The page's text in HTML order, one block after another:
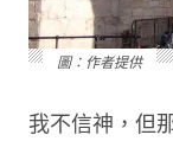
圖：作者提供
我不信神，但